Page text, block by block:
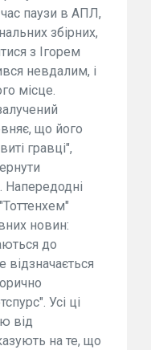
паузи в АПЛ,
збірних,
з Ігорем
невдалим, і
місце.
що його
гравці",
Напередодні
новин:
до
Усі ці
від
на те, що